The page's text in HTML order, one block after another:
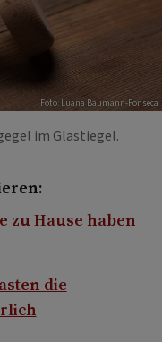
Foto: Luana Baumann-Fonseca
im Glastiegel.
zu Hause haben
die